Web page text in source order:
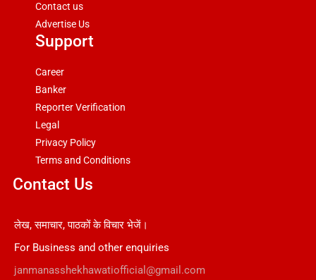
Contact us
Advertise Us
Support
Career
Banker
Reporter Verification
Legal
Privacy Policy
Terms and Conditions
Contact Us
लेख, समाचार, पाठकों के विचार भेजें।
For Business and other enquiries
janmanasshekhawatiofficial@gmail.com